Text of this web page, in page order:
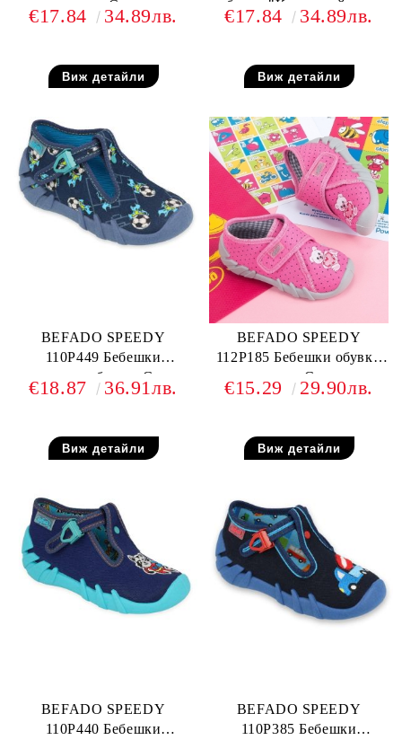
от текстил, С котенце
€17.84 34.89лв.
Виж детайли
обувки "Коя на кой крак
е?!"
€17.84 34.89лв.
Виж детайли
BEFADO SPEEDY
110P449 Бебешки
текстилни обувки, Сини с
футболни топки
€18.87 36.91лв.
Виж детайли
BEFADO SPEEDY
112P185 Бебешки обувки
от текстил, С котенце
€15.29 29.90лв.
Виж детайли
BEFADO SPEEDY
110P440 Бебешки
BEFADO SPEEDY
110P385 Бебешки